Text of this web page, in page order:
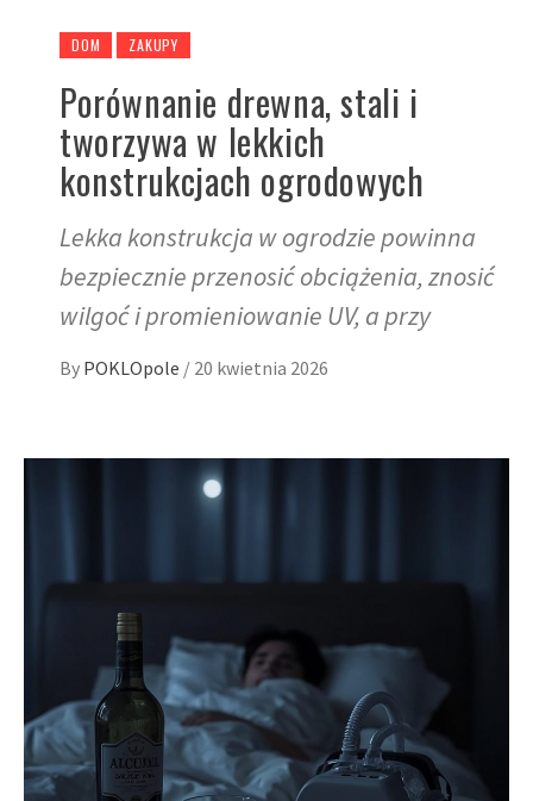
DOM ZAKUPY
Porównanie drewna, stali i
tworzywa w lekkich
konstrukcjach ogrodowych
Lekka konstrukcja w ogrodzie powinna
bezpiecznie przenosić obciążenia, znosić
wilgoć i promieniowanie UV, a przy
By POKLOpole / 20 kwietnia 2026